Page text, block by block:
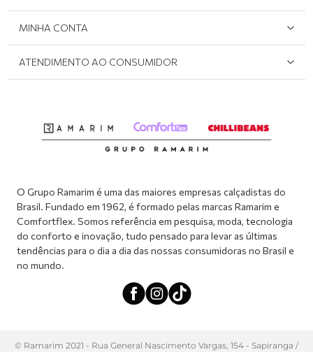
Área do Lojista
Políticas de Privacidade
MINHA CONTA
Meus pedidos
ATENDIMENTO AO CONSUMIDOR
Atendimento via WhatsApp: (51) 2160-0740
O Grupo Ramarim é uma das maiores empresas calçadistas do
Brasil. Fundado em 1962, é formado pelas marcas Ramarim e
Comfortflex. Somos referência em pesquisa, moda, tecnologia
do conforto e inovação, tudo pensado para levar as últimas
tendências para o dia a dia das nossas consumidoras no Brasil e
no mundo.
© Ramarim 2021 - Rua General Nascimento Vargas, 154 - Sapiranga /